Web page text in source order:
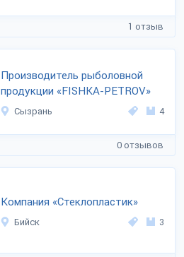
1 отзыв
Производитель рыболовной
продукции «FISHKA-PETROV»
Сызрань 4
0 отзывов
Компания «Стеклопластик»
Бийск 3